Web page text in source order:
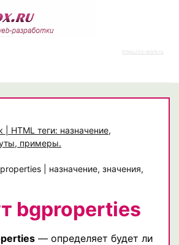
https://rz-work.ru
| HTML теги: назначение,
примеры.
| назначение, значения,
bgproperties
— определяет будет ли